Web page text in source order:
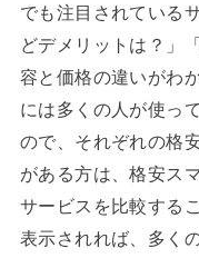
でも注目されている
どデメリットは？」
容と価格の違いがわ
には多くの人が使っ
ので、それぞれの格
がある方は、格安ス
サービスを比較する
表示されれば、多く